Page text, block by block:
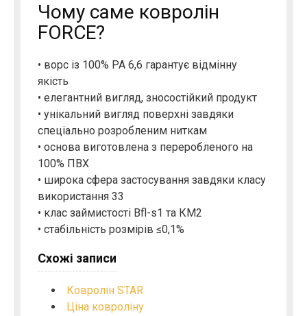
Чому саме ковролін
FORCE?
• ворс із 100% PA 6,6 гарантує відмінну
якість
• елегантний вигляд, зносостійкий продукт
• унікальний вигляд поверхні завдяки
спеціально розробленим ниткам
• основа виготовлена з переробленого на
100% ПВХ
• широка сфера застосування завдяки класу
використання 33
• клас займистості Bfl-s1 та КМ2
• стабільність розмірів ≤0,1%
Схожі записи
Ковролін STAR
Ціна ковроліну